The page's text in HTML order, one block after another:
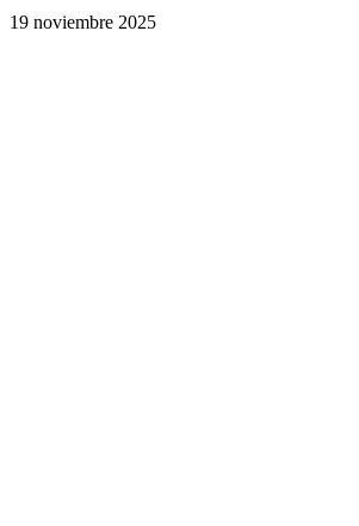
19 noviembre 2025